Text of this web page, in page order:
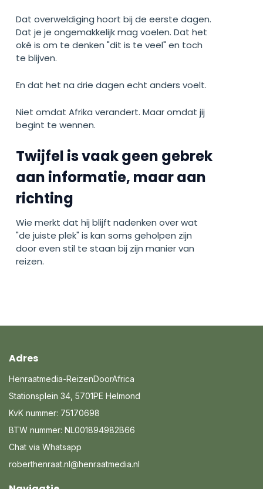
Dat overweldiging hoort bij de eerste dagen.
Dat je je ongemakkelijk mag voelen. Dat het
oké is om te denken "dit is te veel" en toch
te blijven.
En dat het na drie dagen echt anders voelt.
Niet omdat Afrika verandert. Maar omdat jij
begint te wennen.
Twijfel is vaak geen gebrek
aan informatie, maar aan
richting
Wie merkt dat hij blijft nadenken over wat
"de juiste plek" is kan soms geholpen zijn
door even stil te staan bij zijn manier van
reizen.
Adres
Henraatmedia-ReizenDoorAfrica
Stationsplein 34, 5701PE Helmond
KvK nummer: 75170698
BTW nummer: NL001894982B66
Chat via Whatsapp
roberthenraat.nl@henraatmedia.nl